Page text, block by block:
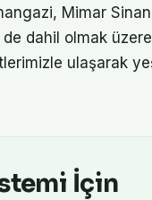
Mimar
de dahil olmak üzere
ulaşarak
İçin